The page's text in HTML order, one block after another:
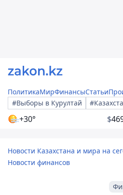
ПолитикаМирФинансыСтатьи
#Выборы в Курултай
+30° $
Новости Казахстана и мира на
Новости финансов